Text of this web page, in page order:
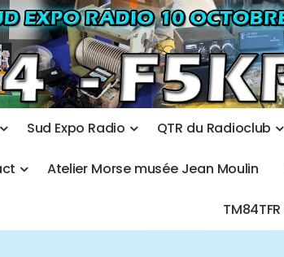
Sud Expo Radio QTR du Radioclub
ct Atelier Morse musée Jean Moulin
TM84TFR